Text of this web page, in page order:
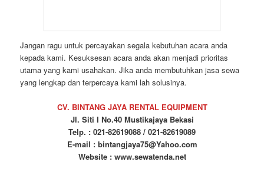
Jangan ragu untuk percayakan segala kebutuhan acara anda
kepada kami. Kesuksesan acara anda akan menjadi prioritas
utama yang kami usahakan. Jika anda membutuhkan jasa sewa
yang lengkap dan terpercaya kami lah solusinya.
CV. BINTANG JAYA RENTAL EQUIPMENT
Jl. Siti I No.40 Mustikajaya Bekasi
Telp. : 021-82619088 / 021-82619089
E-mail : bintangjaya75@Yahoo.com
Website : www.sewatenda.net